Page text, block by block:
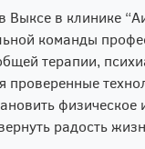
Выксе в клинике
команды
терапии,
проверенные
физическое
радость